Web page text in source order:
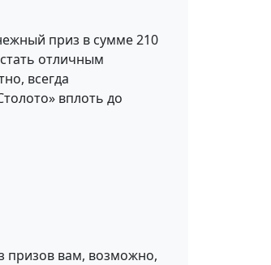
приз в сумме 210
отличным
всегда
вплоть до
призов вам, возможно,